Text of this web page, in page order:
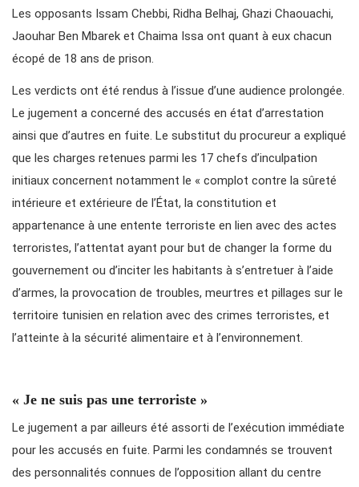
Les opposants Issam Chebbi, Ridha Belhaj, Ghazi Chaouachi,
Jaouhar Ben Mbarek et Chaima Issa ont quant à eux chacun
écopé de 18 ans de prison.
Les verdicts ont été rendus à l’issue d’une audience prolongée.
Le jugement a concerné des accusés en état d’arrestation
ainsi que d’autres en fuite. Le substitut du procureur a expliqué
que les charges retenues parmi les 17 chefs d’inculpation
initiaux concernent notamment le « complot contre la sûreté
intérieure et extérieure de l’État, la constitution et
appartenance à une entente terroriste en lien avec des actes
terroristes, l’attentat ayant pour but de changer la forme du
gouvernement ou d’inciter les habitants à s’entretuer à l’aide
d’armes, la provocation de troubles, meurtres et pillages sur le
territoire tunisien en relation avec des crimes terroristes, et
l’atteinte à la sécurité alimentaire et à l’environnement.
« Je ne suis pas une terroriste »
Le jugement a par ailleurs été assorti de l’exécution immédiate
pour les accusés en fuite. Parmi les condamnés se trouvent
des personnalités connues de l’opposition allant du centre